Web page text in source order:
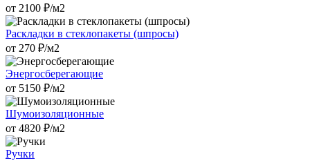
от 2100 ₽/м2
Раскладки в стеклопакеты (шпросы)
от 270 ₽/м2
Энергосберегающие
от 5150 ₽/м2
Шумоизоляционные
от 4820 ₽/м2
Ручки